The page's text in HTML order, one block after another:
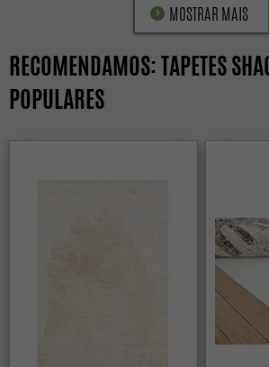
MOSTRAR MAIS
RECOMENDAMOS: TAPETES
POPULARES